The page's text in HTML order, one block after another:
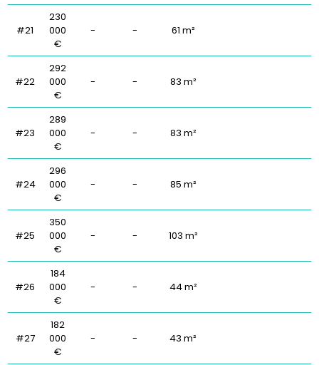
#21
230
000
€
- - 61 m²
#22
292
000
€
- - 83 m²
#23
289
000
€
- - 83 m²
#24
296
000
€
- - 85 m²
#25
350
000
€
- - 103 m²
#26
184
000
€
- - 44 m²
#27
182
000
€
- - 43 m²